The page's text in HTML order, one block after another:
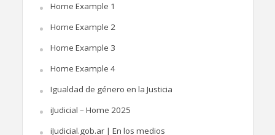
Home Example 1
Home Example 2
Home Example 3
Home Example 4
Igualdad de género en la Justicia
iJudicial – Home 2025
iJudicial.gob.ar | En los medios